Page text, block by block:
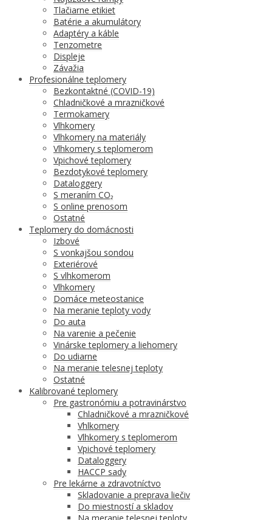
Tlačiarne etikiet
Batérie a akumulátory
Adaptéry a káble
Tenzometre
Displeje
Závažia
Profesionálne teplomery
Bezkontaktné (COVID-19)
Chladničkové a mrazničkové
Termokamery
Vlhkomery
Vlhkomery na materiály
Vlhkomery s teplomerom
Vpichové teplomery
Bezdotykové teplomery
Dataloggery
S meraním CO₂
S online prenosom
Ostatné
Teplomery do domácnosti
Izbové
S vonkajšou sondou
Exteriérové
S vlhkomerom
Vlhkomery
Domáce meteostanice
Na meranie teploty vody
Do auta
Na varenie a pečenie
Vinárske teplomery a liehomery
Do udiarne
Na meranie telesnej teploty
Ostatné
Kalibrované teplomery
Pre gastronómiu a potravinárstvo
Chladničkové a mrazničkové
Vhlkomery
Vlhkomery s teplomerom
Vpichové teplomery
Dataloggery
HACCP sady
Pre lekárne a zdravotníctvo
Skladovanie a preprava liečiv
Do miestností a skladov